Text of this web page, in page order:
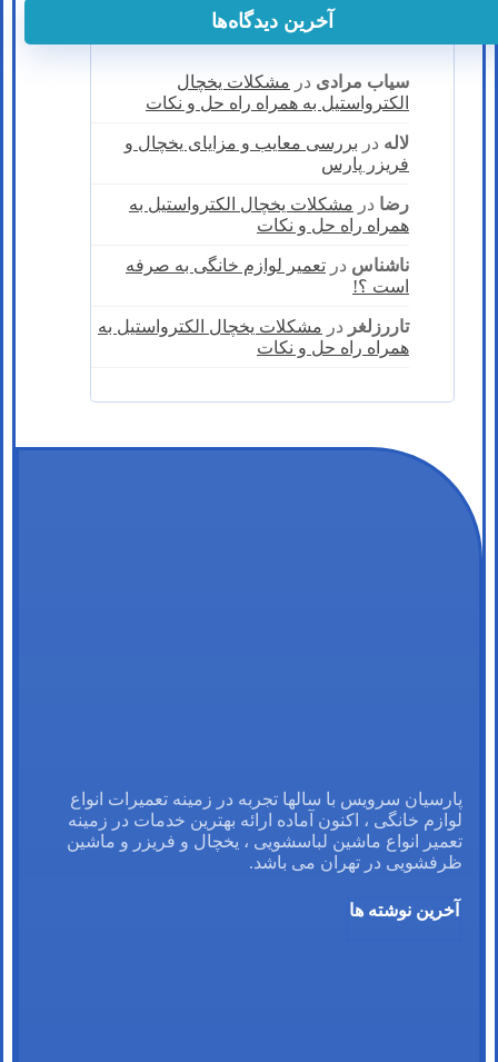
آخرین دیدگاه‌ها
سیاب مرادی در مشکلات یخچال
الکترواستیل به همراه راه حل و نکات
لاله در بررسی معایب و مزایای یخچال و
فریزر پارس
رضا در مشکلات یخچال الکترواستیل به
همراه راه حل و نکات
ناشناس در تعمیر لوازم خانگی به صرفه
است ؟!
تاررزلغر در مشکلات یخچال الکترواستیل به
همراه راه حل و نکات
پارسیان سرویس با سالها تجربه در زمینه تعمیرات انواع
لوازم خانگی ، اکنون آماده ارائه بهترین خدمات در زمینه
تعمیر انواع ماشین لباسشویی ، یخچال و فریزر و ماشین
ظرفشویی در تهران می باشد.
آخرین نوشته ها